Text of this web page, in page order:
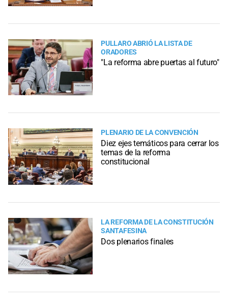
PULLARO ABRIÓ LA LISTA DE
ORADORES
"La reforma abre puertas al futuro"
PLENARIO DE LA CONVENCIÓN
Diez ejes temáticos para cerrar los
temas de la reforma
constitucional
LA REFORMA DE LA CONSTITUCIÓN
SANTAFESINA
Dos plenarios finales